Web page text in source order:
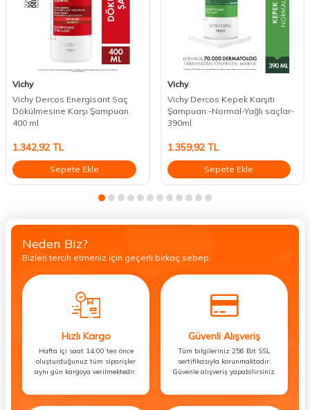
Vichy
Vichy Dercos Energisant Saç
Dökülmesine Karşı Şampuan
400 ml
1.342,92 TL
Sepete Ekle
Vichy
Vichy Dercos Kepek Karşıtı
Şampuan -Normal-Yağlı saçlar-
390ml
1.359,92TL
Sepete Ekle
Neden Biz?
Bizleri tercih etmeniz için geçerli birkaç sebep.
Hızlı Kargo
Hafta içi saat 14:00’ten önce
oluşturduğunuz tüm siparişler
aynı gün kargoya verilmektedir.
Güvenli Alışveriş
Tüm bilgileriniz 256 Bit SSL
sertifikasıyla korunmaktadır.
Güvenle alışveriş yapabilirsiniz.